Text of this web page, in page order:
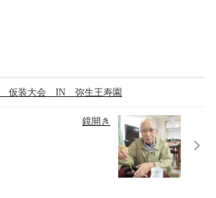
仮装大会 IN 弥生王寿園
鏡開き